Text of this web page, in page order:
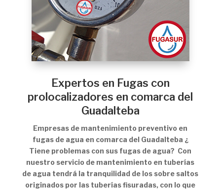
Expertos en Fugas con
prolocalizadores en comarca del
Guadalteba
Empresas de mantenimiento preventivo en
fugas de agua en comarca del Guadalteba ¿
Tiene problemas con sus fugas de agua? Con
nuestro servicio de mantenimiento en tuberías
de agua tendrá la tranquilidad de los sobre saltos
originados por las tuberías fisuradas, con lo que